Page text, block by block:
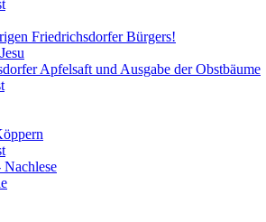
Friedrichsdorfer Bürgers!
Apfelsaft und Ausgabe der Obstbäume